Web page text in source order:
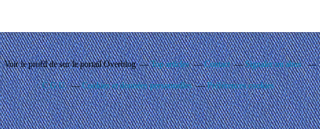
Voir le profil desur le portail Overblog Top articles Contact Signaler un abus
C.G.U. Cookies et données personnelles Préférences cookies